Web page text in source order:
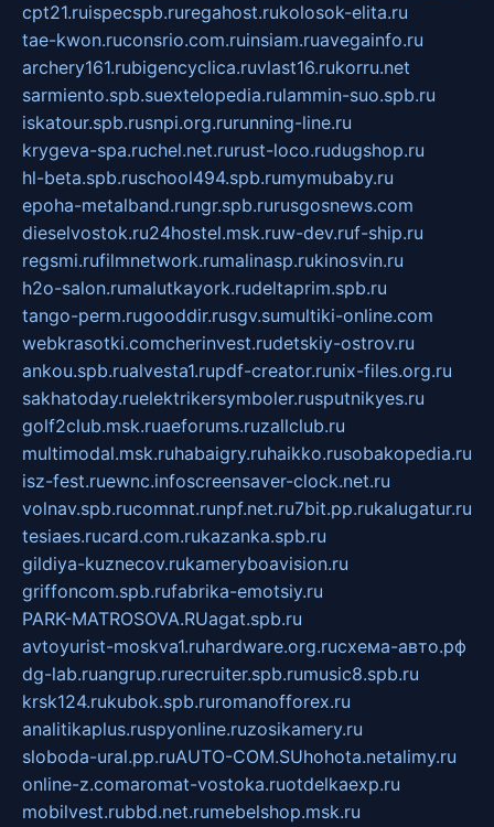
cpt21.ruispecspb.ruregahost.rukolosok-elita.ru
tae-kwon.ruconsrio.com.ruinsiam.ruavegainfo.ru
archery161.rubigencyclica.ruvlast16.rukorru.net
sarmiento.spb.suextelopedia.rulammin-suo.spb.ru
iskatour.spb.rusnpi.org.rurunning-line.ru
krygeva-spa.ruchel.net.rurust-loco.rudugshop.ru
hl-beta.spb.ruschool494.spb.rumymubaby.ru
epoha-metalband.rungr.spb.rurusgosnews.com
dieselvostok.ru24hostel.msk.ruw-dev.ruf-ship.ru
regsmi.rufilmnetwork.rumalinasp.rukinosvin.ru
h2o-salon.rumalutkayork.rudeltaprim.spb.ru
tango-perm.rugooddir.rusgv.sumultiki-online.com
webkrasotki.comcherinvest.rudetskiy-ostrov.ru
ankou.spb.rualvesta1.rupdf-creator.runix-files.org.ru
sakhatoday.ruelektrikersymboler.rusputnikyes.ru
golf2club.msk.ruaeforums.ruzallclub.ru
multimodal.msk.ruhabaigry.ruhaikko.rusobakopedia.ru
isz-fest.ruewnc.infoscreensaver-clock.net.ru
volnav.spb.rucomnat.runpf.net.ru7bit.pp.rukalugatur.ru
tesiaes.rucard.com.rukazanka.spb.ru
gildiya-kuznecov.rukameryboavision.ru
griffoncom.spb.rufabrika-emotsiy.ru
PARK-MATROSOVA.RUagat.spb.ru
avtoyurist-moskva1.ruhardware.org.ruсхема-авто.рф
dg-lab.ruangrup.rurecruiter.spb.rumusic8.spb.ru
krsk124.rukubok.spb.ruromanofforex.ru
analitikaplus.ruspyonline.ruzosikamery.ru
sloboda-ural.pp.ruAUTO-COM.SUhohota.netalimy.ru
online-z.comaromat-vostoka.ruotdelkaexp.ru
mobilvest.rubbd.net.rumebelshop.msk.ru